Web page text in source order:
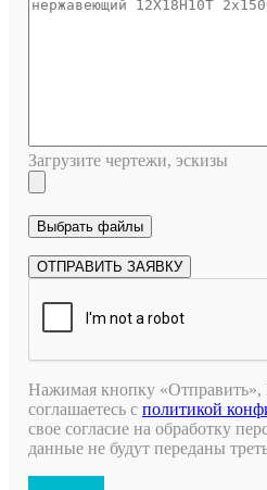
Загрузите чертежи, эскизы
Нажимая кнопку «Отправить»,
соглашаетесь с политикой
свое согласие на обработку
данные не будут переданы